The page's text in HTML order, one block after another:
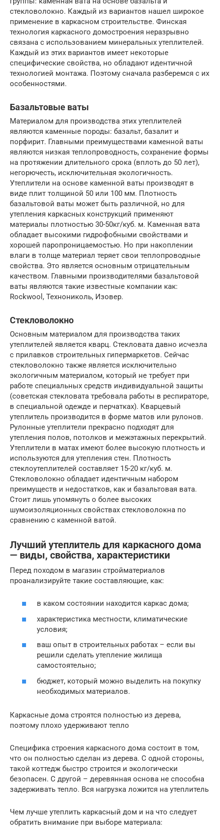
стекловолокно. Каждый из вариантов нашел широкое
применение в каркасном строительстве. Финская
технология каркасного домостроения неразрывно
связана с использованием минеральных утеплителей.
Каждый из этих вариантов имеет некоторые
специфические свойства, но обладают идентичной
технологией монтажа. Поэтому сначала разберемся с их
особенностями.
Базальтовые ваты
Материалом для производства этих утеплителей
являются каменные породы: базальт, базалит и
порфирит. Главными преимуществами каменной ваты
являются низкая теплопроводность, сохранение формы
на протяжении длительного срока (вплоть до 50 лет),
негорючесть, исключительная экологичность.
Утеплители на основе каменной ваты производят в
виде плит толщиной 50 или 100 мм. Плотность
базальтовой ваты может быть различной, но для
утепления каркасных конструкций применяют
материалы плотностью 30-50кг/куб. м. Каменная вата
обладает высокими гидрофобными свойствами и
хорошей паропроницаемостью. Но при накоплении
влаги в толще материал теряет свои теплопроводные
свойства. Это является основным отрицательным
качеством. Главными производителями базальтовой
ваты являются такие известные компании как:
Rockwool, Технониколь, Изовер.
Стекловолокно
Основным материалом для производства таких
утеплителей является кварц. Стекловата давно исчезла
с прилавков строительных гипермаркетов. Сейчас
стекловолокно также является исключительно
экологичным материалом, который не требует при
работе специальных средств индивидуальной защиты
(советская стекловата требовала работы в респираторе,
в специальной одежде и перчатках). Кварцевый
утеплитель производится в форме матов или рулонов.
Рулонные утеплители прекрасно подходят для
утепления полов, потолков и межэтажных перекрытий.
Утеплители в матах имеют более высокую плотность и
используются для утепления стен. Плотность
стеклоутеплителей составляет 15-20 кг/куб. м.
Стекловолокно обладает идентичным набором
преимуществ и недостатков, как и базальтовая вата.
Стоит лишь упомянуть о более высоких
шумоизоляционных свойствах стекловолокна по
сравнению с каменной ватой.
Лучший утеплитель для каркасного дома
— виды, свойства, характеристики
Перед походом в магазин стройматериалов
проанализируйте такие составляющие, как:
в каком состоянии находится каркас дома;
характеристика местности, климатические
условия;
ваш опыт в строительных работах – если вы
решили сделать утепление жилища
самостоятельно;
бюджет, который можно выделить на покупку
необходимых материалов.
Каркасные дома строятся полностью из дерева,
поэтому плохо удерживают тепло
Специфика строения каркасного дома состоит в том,
что он полностью сделан из дерева. С одной стороны,
такой коттедж быстро строится и экологически
безопасен. С другой – деревянная основа не способна
задерживать тепло. Вся нагрузка ложится на утеплитель
Чем лучше утеплить каркасный дом и на что следует
обратить внимание при выборе материала: